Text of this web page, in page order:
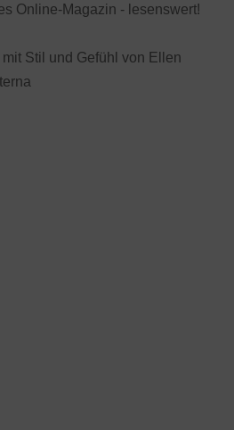
Online-Magazin - lesenswert!
Stil und Gefühl von Ellen